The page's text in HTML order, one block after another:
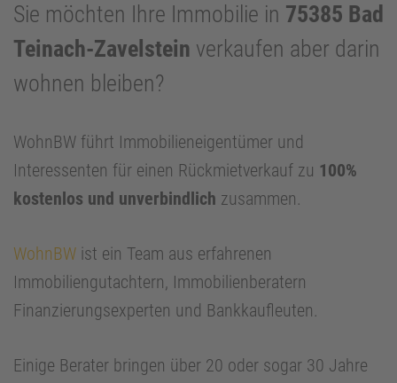
Sie möchten Ihre Immobilie in 75385 Bad
Teinach-Zavelstein verkaufen aber darin
wohnen bleiben?
WohnBW führt Immobilieneigentümer und
Interessenten für einen Rückmietverkauf zu 100%
kostenlos und unverbindlich zusammen.
WohnBW ist ein Team aus erfahrenen
Immobiliengutachtern, Immobilienberatern
Finanzierungsexperten und Bankkaufleuten.
Einige Berater bringen über 20 oder sogar 30 Jahre